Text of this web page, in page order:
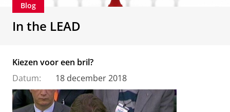
Blog
In the LEAD
Kiezen voor een bril?
Datum:
18 december 2018